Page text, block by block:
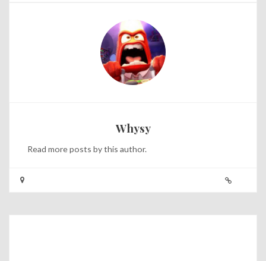
Whysy
Read more posts by this author.